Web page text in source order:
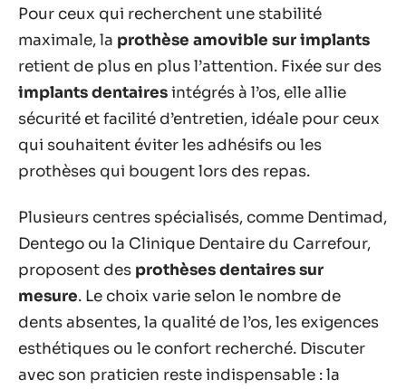
Pour ceux qui recherchent une stabilité
maximale, la prothèse amovible sur implants
retient de plus en plus l’attention. Fixée sur des
implants dentairesintégrés à l’os, elle allie
sécurité et facilité d’entretien, idéale pour ceux
qui souhaitent éviter les adhésifs ou les
prothèses qui bougent lors des repas.
Plusieurs centres spécialisés, comme Dentimad,
Dentego ou la Clinique Dentaire du Carrefour,
proposent des prothèses dentaires sur
mesure. Le choix varie selon le nombre de
dents absentes, la qualité de l’os, les exigences
esthétiques ou le confort recherché. Discuter
avec son praticien reste indispensable : la